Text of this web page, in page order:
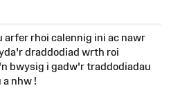
arfer rhoi calennig ini ac nawr
draddodiad wrth roi
bwysig i gadw'r traddodiadau
nhw !